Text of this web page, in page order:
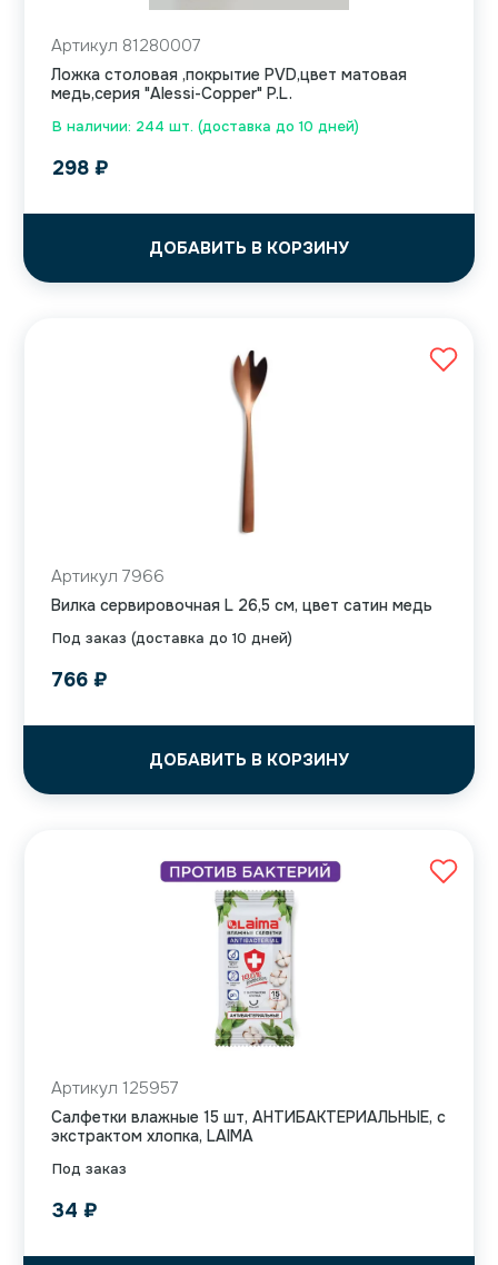
В наличии: 244 шт. (доставка до 10 дней)
Артикул 81280007
Ложка столовая ,покрытие PVD,цвет матовая
медь,серия "Alessi-Copper" P.L.
298 ₽
ДОБАВИТЬ В КОРЗИНУ
Под заказ (доставка до 10 дней)
Артикул 7966
Вилка сервировочная L 26,5 см, цвет сатин медь
766 ₽
ДОБАВИТЬ В КОРЗИНУ
Под заказ
Артикул 125957
Салфетки влажные 15 шт, АНТИБАКТЕРИАЛЬНЫЕ, с
экстрактом хлопка, LAIMA
34 ₽